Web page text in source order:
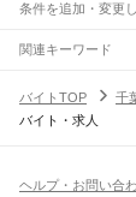
条件を追加・変更
市区町村を追加
千葉県すべて
千葉市
旭市習志野市
駅を追加・変更
JR中央・総武線
職種を追加・変更
飲食・フードサ
関連キーワード
バイトTOP
千
バイト・求人
ヘルプ・お問い合